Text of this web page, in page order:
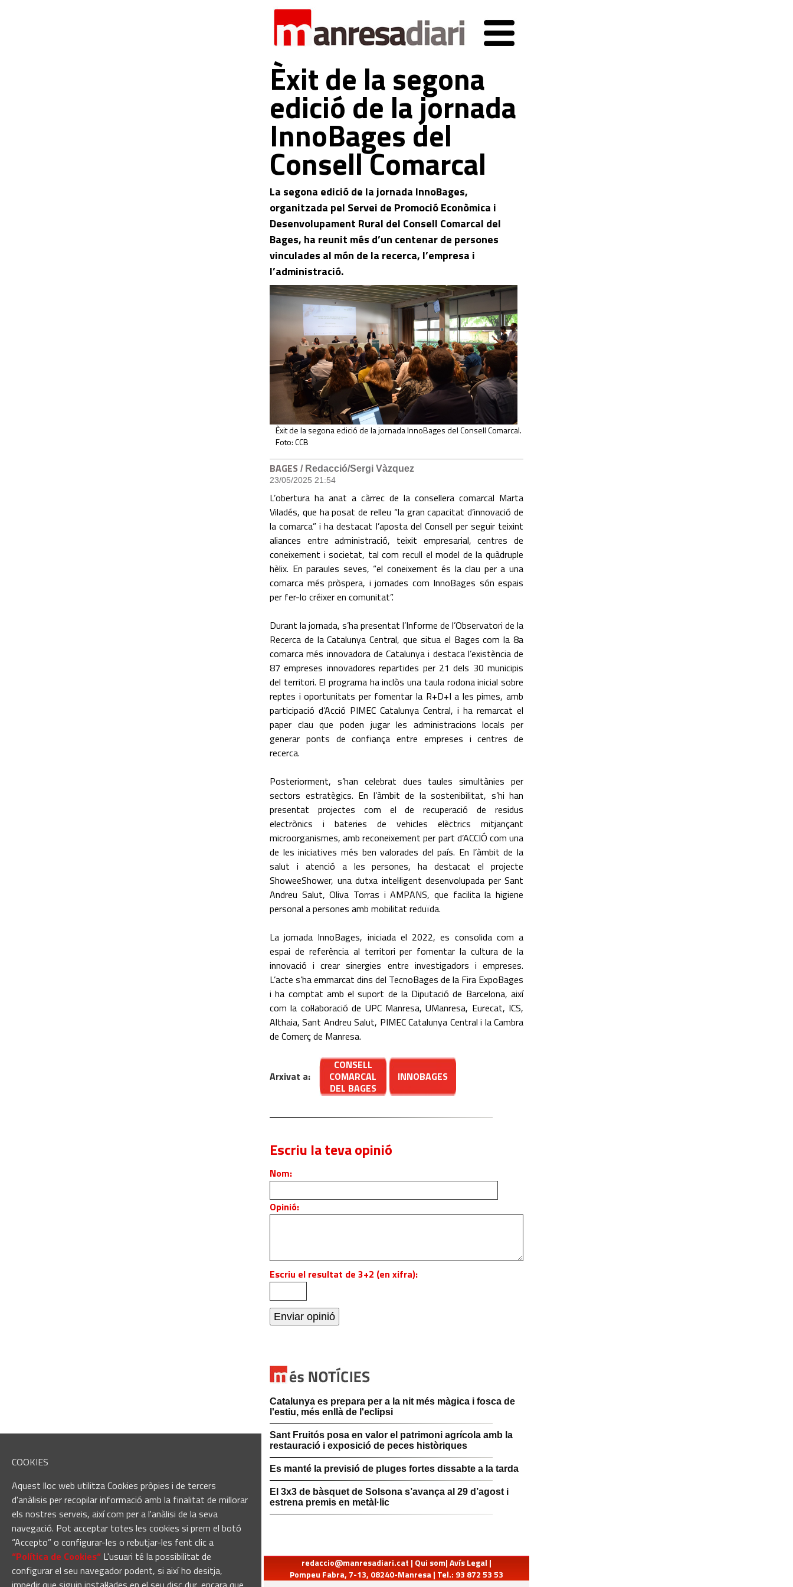
COOKIES
Aquest lloc web utilitza Cookies pròpies i de tercers
d'anàlisis per recopilar informació amb la finalitat de millorar
els nostres serveis, així com per a l'anàlisi de la seva
navegació. Pot acceptar totes les cookies si prem el botó
“Accepto” o configurar-les o rebutjar-les fent clic a
“Política de Cookies“ L'usuari té la possibilitat de
configurar el seu navegador podent, si així ho desitja,
Èxit de la segona
edició de la jornada
InnoBages del
Consell Comarcal
La segona edició de la jornada InnoBages,
organitzada pel Servei de Promoció Econòmica i
Desenvolupament Rural del Consell Comarcal del
Bages, ha reunit més d’un centenar de persones
vinculades al món de la recerca, l’empresa i
l’administració.
Èxit de la segona edició de la jornada InnoBages del Consell Comarcal.
Foto: CCB
BAGES / Redacció/Sergi Vàzquez
23/05/2025 21:54
L’obertura ha anat a càrrec de la consellera comarcal Marta
Viladés, que ha posat de relleu “la gran capacitat d’innovació de
la comarca” i ha destacat l’aposta del Consell per seguir teixint
aliances entre administració, teixit empresarial, centres de
coneixement i societat, tal com recull el model de la quàdruple
hèlix. En paraules seves, “el coneixement és la clau per a una
comarca més pròspera, i jornades com InnoBages són espais
per fer-lo créixer en comunitat”.
Durant la jornada, s’ha presentat l’Informe de l’Observatori de la
Recerca de la Catalunya Central, que situa el Bages com la 8a
comarca més innovadora de Catalunya i destaca l’existència de
87 empreses innovadores repartides per 21 dels 30 municipis
del territori. El programa ha inclòs una taula rodona inicial sobre
reptes i oportunitats per fomentar la R+D+I a les pimes, amb
participació d’Acció PIMEC Catalunya Central, i ha remarcat el
paper clau que poden jugar les administracions locals per
generar ponts de confiança entre empreses i centres de
recerca.
Posteriorment, s’han celebrat dues taules simultànies per
sectors estratègics. En l’àmbit de la sostenibilitat, s’hi han
presentat projectes com el de recuperació de residus
electrònics i bateries de vehicles elèctrics mitjançant
microorganismes, amb reconeixement per part d’ACCIÓ com una
de les iniciatives més ben valorades del país. En l’àmbit de la
salut i atenció a les persones, ha destacat el projecte
ShoweeShower, una dutxa intel·ligent desenvolupada per Sant
Andreu Salut, Oliva Torras i AMPANS, que facilita la higiene
personal a persones amb mobilitat reduïda.
La jornada InnoBages, iniciada el 2022, es consolida com a
espai de referència al territori per fomentar la cultura de la
innovació i crear sinergies entre investigadors i empreses.
L’acte s’ha emmarcat dins del TecnoBages de la Fira ExpoBages
i ha comptat amb el suport de la Diputació de Barcelona, així
com la col·laboració de UPC Manresa, UManresa, Eurecat, ICS,
Althaia, Sant Andreu Salut, PIMEC Catalunya Central i la Cambra
de Comerç de Manresa.
Arxivat a:
CONSELL
COMARCAL
DEL BAGES
INNOBAGES
Escriu la teva opinió
Nom:
Opinió:
Escriu el resultat de 3+2 (en xifra):
Catalunya es prepara per a la nit més màgica i fosca de
l'estiu, més enllà de l'eclipsi
Sant Fruitós posa en valor el patrimoni agrícola amb la
restauració i exposició de peces històriques
Es manté la previsió de pluges fortes dissabte a la tarda
El 3x3 de bàsquet de Solsona s’avança al 29 d’agost i
estrena premis en metàl·lic
redaccio@manresadiari.cat | Qui som|Avís Legal |
Pompeu Fabra, 7-13, 08240-Manresa | Tel.: 93 872 53 53